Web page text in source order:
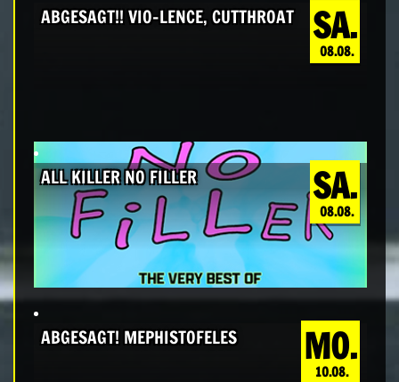
SA.
08.08.
ABGESAGT!! VIO-LENCE, CUTTHROAT
SA.
08.08.
ALL KILLER NO FILLER
MO.
10.08.
ABGESAGT! MEPHISTOFELES